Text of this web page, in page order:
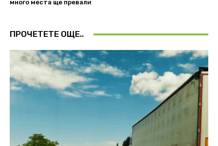
много места ще превали
ПРОЧЕТЕТЕ ОЩЕ..